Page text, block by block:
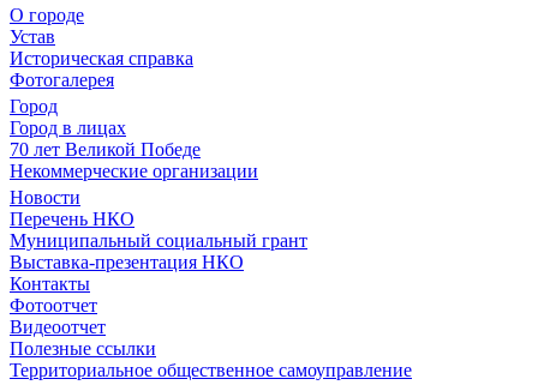
О городе
Устав
Историческая справка
Фотогалерея
Город
Город в лицах
70 лет Великой Победе
Некоммерческие организации
Новости
Перечень НКО
Муниципальный социальный грант
Выставка-презентация НКО
Контакты
Фотоотчет
Видеоотчет
Полезные ссылки
Территориальное общественное самоуправление